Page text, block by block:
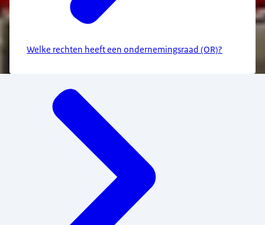
Welke rechten heeft een ondernemingsraad (OR)?